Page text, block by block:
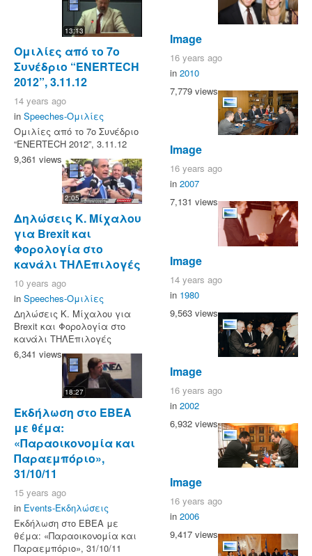
13:13
Ομιλίες από το 7ο
Συνέδριο “ENERTECH
2012”, 3.11.12
14 years ago
in Speeches-Ομιλίες
Ομιλίες από το 7ο Συνέδριο
“ENERTECH 2012”, 3.11.12
9,361 views
2:05
Δηλώσεις Κ. Μίχαλου
για Brexit και
Φορολογία στο
κανάλι ΤΗΛΕπιλογές
10 years ago
in Speeches-Ομιλίες
Δηλώσεις Κ. Μίχαλου για
Brexit και Φορολογία στο
κανάλι ΤΗΛΕπιλογές
6,341 views
18:27
Εκδήλωση στο ΕΒΕΑ
με θέμα:
«Παραοικονομία και
Παραεμπόριο»,
31/10/11
15 years ago
in Events-Εκδηλώσεις
Εκδήλωση στο ΕΒΕΑ με
θέμα: «Παραοικονομία και
Παραεμπόριο», 31/10/11
Image
16 years ago
in 2010
7,779 views
Image
16 years ago
in 2007
7,131 views
Image
14 years ago
in 1980
9,563 views
Image
16 years ago
in 2002
6,932 views
Image
16 years ago
in 2006
9,417 views